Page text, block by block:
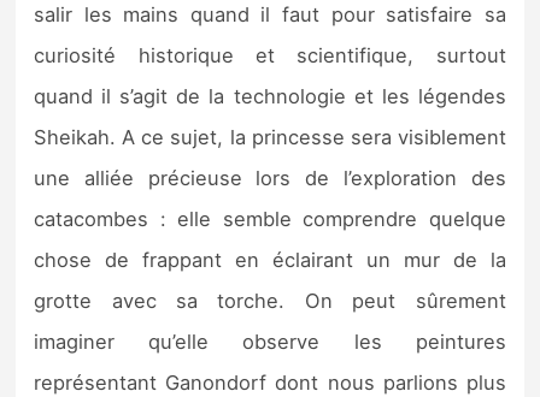
salir les mains quand il faut pour satisfaire sa
curiosité historique et scientifique, surtout
quand il s’agit de la technologie et les légendes
Sheikah. A ce sujet, la princesse sera visiblement
une alliée précieuse lors de l’exploration des
catacombes : elle semble comprendre quelque
chose de frappant en éclairant un mur de la
grotte avec sa torche. On peut sûrement
imaginer qu’elle observe les peintures
représentant Ganondorf dont nous parlions plus